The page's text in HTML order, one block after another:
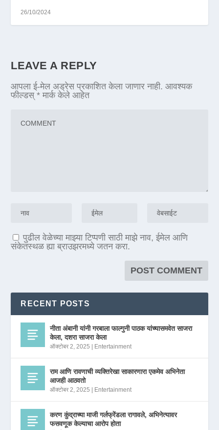
26/10/2024
LEAVE A REPLY
आपला ई-मेल अड्रेस प्रकाशित केला जाणार नाही. आवश्यक
फील्डस्* मार्क केले आहेत
पुढील वेळेच्या माझ्या टिप्पणी साठी माझे नाव, ईमेल आणि
संकेतस्थळ ह्या ब्राउझरमध्ये जतन करा.
RECENT POSTS
नीता अंबानी यांनी गरबाला फाल्गुनी पाठक यांच्यासमवेत साजरा
केला, दशरा साजरा केला
ऑक्टोबर 2, 2025 Entertainment
राम आणि रावणाची व्यक्तिरेखा साकारणारा एकमेव अभिनेता
आजही आठवतो
ऑक्टोबर 2, 2025 Entertainment
करण कुंद्राच्या माजी गर्लफ्रेंडला रागावले, अभिनेत्यावर
फसवणूक केल्याचा आरोप होता